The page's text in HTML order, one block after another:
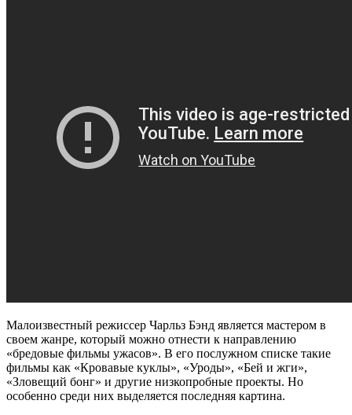
Малоизвестный режиссер Чарльз Бэнд является мастером в
своем жанре, который можно отнести к направлению
«бредовые фильмы ужасов». В его послужном списке такие
фильмы как «Кровавые куклы», «Уроды», «Бей и жги»,
«Зловещий бонг» и другие низкопробные проекты. Но
особенно среди них выделяется последняя картина.